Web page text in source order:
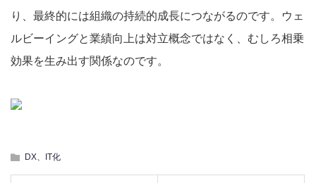
り、最終的には組織の持続的成長につながるのです。ウェ
ルビーイングと業績向上は対立概念ではなく、むしろ相乗
効果を生み出す関係なのです。
DX、IT化